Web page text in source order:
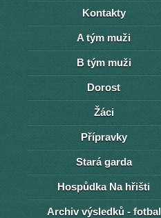
Kontakty
A tým muži
B tým muži
Dorost
Žáci
Přípravky
Stará garda
Hospůdka Na hřišti
Archiv výsledků - fotbal